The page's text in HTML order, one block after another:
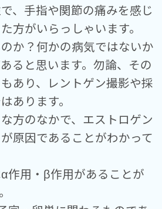
、手指や関節の痛みを感じ
方がいらっしゃいます。
か？何かの病気ではないか
ると思います。勿論、その
あり、レントゲン撮影や採
あります。
方のなかで、エストロゲン
原因であることがわかって
作用・β作用があることが